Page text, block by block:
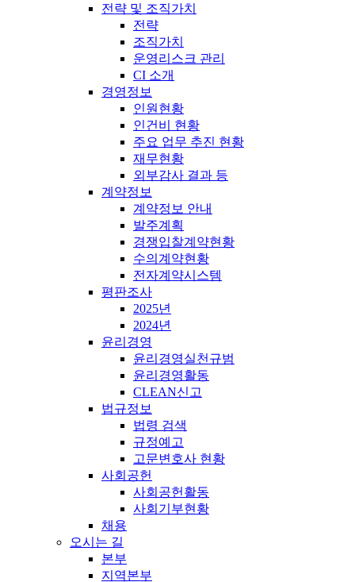
전략 및 조직가치
전략
조직가치
운영리스크 관리
CI 소개
경영정보
인원현황
인건비 현황
주요 업무 추진 현황
재무현황
외부감사 결과 등
계약정보
계약정보 안내
발주계획
경쟁입찰계약현황
수의계약현황
전자계약시스템
평판조사
2025년
2024년
윤리경영
윤리경영실천규범
윤리경영활동
CLEAN신고
법규정보
법령 검색
규정예고
고문변호사 현황
사회공헌
사회공헌활동
사회기부현황
채용
오시는 길
본부
지역본부